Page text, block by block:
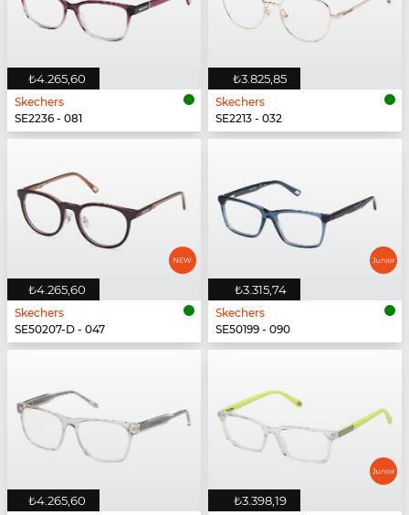
₺4.265,60
Skechers
SE2236 - 081
₺3.825,85
Skechers
SE2213 - 032
₺4.265,60
Skechers
SE50207-D - 047
₺3.315,74
Skechers
SE50199 - 090
₺4.265,60 ₺3.398,19